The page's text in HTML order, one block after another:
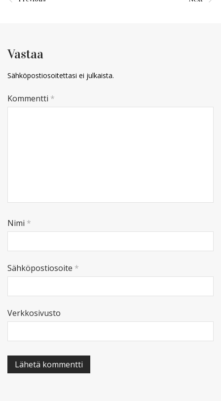
Vastaa
Sähköpostiosoitettasi ei julkaista.
Kommentti *
Nimi *
Sähköpostiosoite *
Verkkosivusto